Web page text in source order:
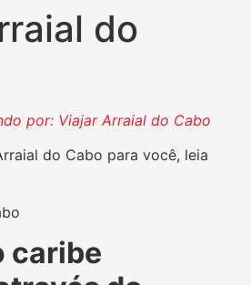
do
por: Viajar Arraial do Cabo
do Cabo para você, leia
caribe